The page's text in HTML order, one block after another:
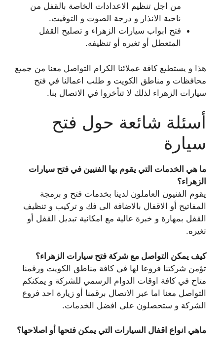
من اجل تنظيم الاعدادات الخاصة بالقفل من
ناحية الانذار و درجة الصوت و التوقيت.
فتح ابواب سيارات الزهراء و تصليح القفل
المتعطل أو تغيره أو تنظيفه.
هذا و يستطيع كافة عملائنا الكرام التواصل معنا من جميع
محافظات و مناطق الكويت و طلب اعمالنا في فتح
سيارات الزهراء لذلك لا تتأخروا في الاتصال بنا.
أسئلة شائعة حول فتح
سيارة
ما هي الخدمات التي يقوم بها الفنيين في فتح سيارات
الزهراء؟
يقوم الفنيون العاملون لدينا بخدمات فتح و برمجة
المفاتيح أو الاقفال بالاضافة الى فك و تركيب و تنظيف
القفل بمهارة و خبرة عالية مع امكانية تبديل القفل أو
تغيره.
كيف يمكن التواصل مع شركة فتح سيارات الزهراء؟
تؤمن شركتنا فروعا لها في كافة مناطق الكويت ورقمنا
متاح في كافة اوقات الدوام الرسمي للشركة و يمكنكم
التواصل معنا اما عبر الاتصال برقمنا أو زيارة احد فروع
الشركة و ستحصلون على افضل الخدمات.
ماهي انواع اقفال السيارات التي يمكن فتحها أو اصلاحها؟